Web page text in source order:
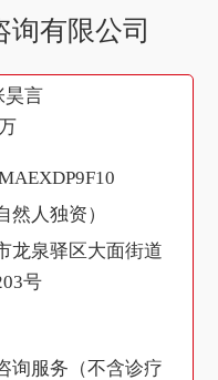
有限公司
昊言
然人独资）
龙泉驿区大面街道
号
询服务（不含诊疗